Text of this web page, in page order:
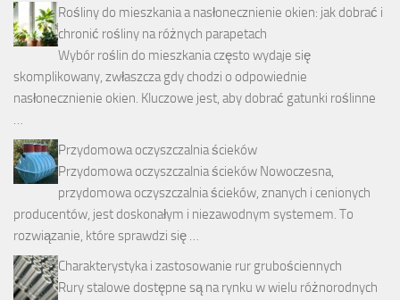
Rośliny do mieszkania a nasłonecznienie okien: jak dobrać i
chronić rośliny na różnych parapetach
Wybór roślin do mieszkania często wydaje się
skomplikowany, zwłaszcza gdy chodzi o odpowiednie
nasłonecznienie okien. Kluczowe jest, aby dobrać gatunki roślinne
…
Przydomowa oczyszczalnia ścieków
Przydomowa oczyszczalnia ścieków Nowoczesna,
przydomowa oczyszczalnia ścieków, znanych i cenionych
producentów, jest doskonałym i niezawodnym systemem. To
rozwiązanie, które sprawdzi się …
Charakterystyka i zastosowanie rur grubościennych
Rury stalowe dostępne są na rynku w wielu różnorodnych